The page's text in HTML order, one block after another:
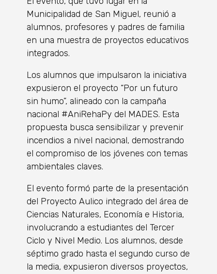
Municipalidad de San Miguel, reunió a
alumnos, profesores y padres de familia
en una muestra de proyectos educativos
integrados.
Los alumnos que impulsaron la iniciativa
expusieron el proyecto “Por un futuro
sin humo”, alineado con la campaña
nacional #AniRehaPy del MADES. Esta
propuesta busca sensibilizar y prevenir
incendios a nivel nacional, demostrando
el compromiso de los jóvenes con temas
ambientales claves.
El evento formó parte de la presentación
del Proyecto Aulico integrado del área de
Ciencias Naturales, Economía e Historia,
involucrando a estudiantes del Tercer
Ciclo y Nivel Medio. Los alumnos, desde
séptimo grado hasta el segundo curso de
la media, expusieron diversos proyectos,